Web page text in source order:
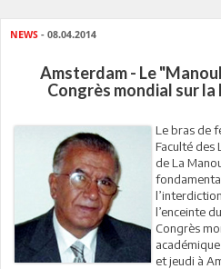
NEWS - 08.04.2014
Amsterdam - Le
Congrès mondial sur
Le bras de
Faculté des
de La
l’enceinte
Congrès
et jeudi à